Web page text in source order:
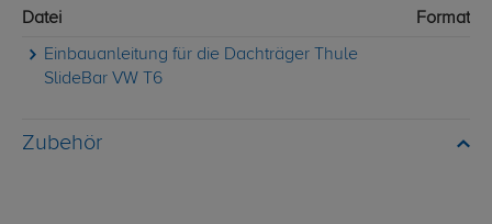
Datei
Format
Einbauanleitung für die Dachträger Thule
SlideBar VW T6
Zubehör